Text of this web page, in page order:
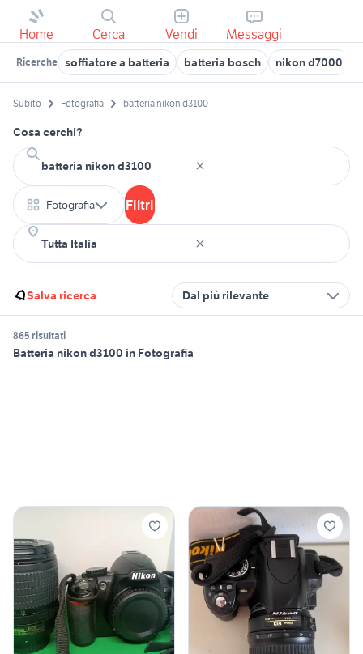
Home Cerca Vendi Messaggi
Ricerche soffiatore a batteria batteria bosch nikon d7000
Subito Fotografia batteria nikon d3100
Cosa cerchi?
Fotografia Filtri
Salva ricerca Dal più rilevante
865 risultati
Batteria nikon d3100 in Fotografia